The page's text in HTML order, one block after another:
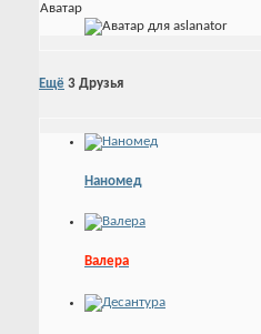
Аватар
Ещё 3 Друзья
Наномед
Валера